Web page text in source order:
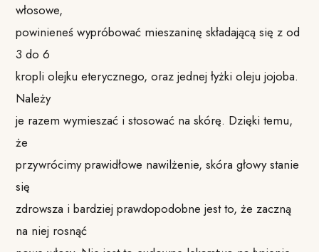
włosowe,
powinieneś wypróbować mieszaninę składającą się z od
3 do 6
kropli olejku eterycznego, oraz jednej łyżki oleju jojoba.
Należy
je razem wymieszać i stosować na skórę. Dzięki temu,
że
przywrócimy prawidłowe nawilżenie, skóra głowy stanie
się
zdrowsza i bardziej prawdopodobne jest to, że zaczną
na niej rosnąć